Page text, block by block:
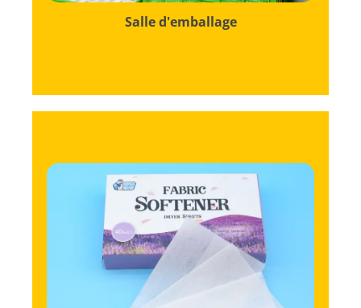
Salle d'emballage
Chaque boîte est étiquetée avec des
identifiants clairs, notamment les numéros
de lot, les dates de production et les dates
de péremption, garantissant un suivi et
une récupération faciles.